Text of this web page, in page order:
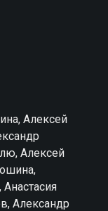
Алексей
Алексей
Александр